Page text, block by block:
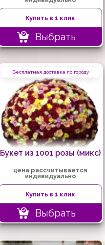
Купить в 1 клик
Выбрать
Бесплатная доставка по городу
Букет из 1001 розы (микс)
цена рассчитывается
индивидуально
Купить в 1 клик
Выбрать